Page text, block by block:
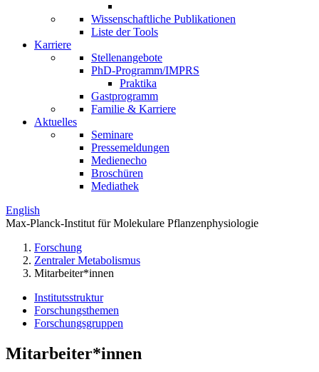
Wissenschaftliche Publikationen
Liste der Tools
Karriere
Stellenangebote
PhD-Programm/IMPRS
Praktika
Gastprogramm
Familie & Karriere
Aktuelles
Seminare
Pressemeldungen
Medienecho
Broschüren
Mediathek
English
Max-Planck-Institut für Molekulare Pflanzenphysiologie
Forschung
Zentraler Metabolismus
Mitarbeiter*innen
Institutsstruktur
Forschungsthemen
Forschungsgruppen
Mitarbeiter*innen